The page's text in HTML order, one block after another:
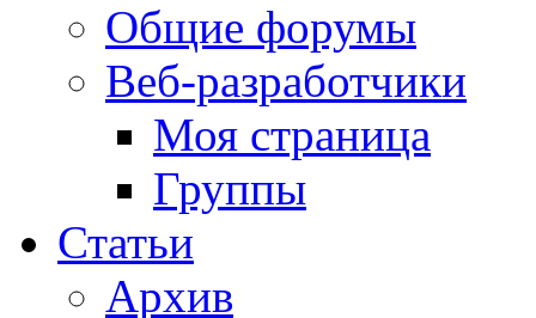
Общие форумы
Веб-разработчики
Моя страница
Группы
Статьи
Архив